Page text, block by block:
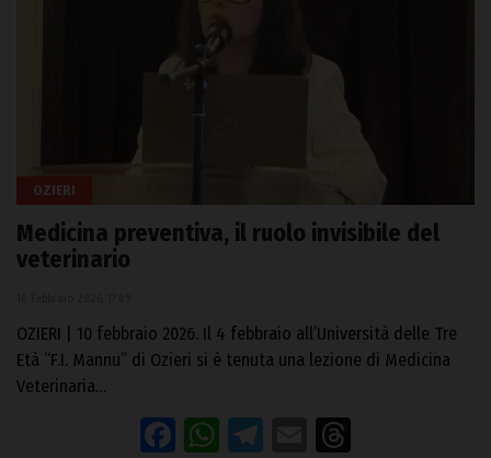
OZIERI
Medicina preventiva, il ruolo invisibile del
veterinario
OZIERI | 10 febbraio 2026. Il 4 febbraio all’Università delle Tre
Età “F.I. Mannu” di Ozieri si è tenuta una lezione di Medicina
Veterinaria…
Facebook
WhatsApp
Telegram
Email